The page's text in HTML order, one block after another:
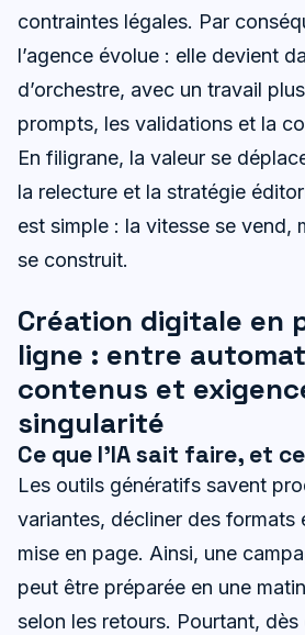
contraintes légales. Par
l’agence évolue : elle devient
d’orchestre, avec un travail
prompts, les validations et la
En filigrane, la valeur se
la relecture et la stratégie
est simple : la vitesse se vend,
se construit.
Création digitale en
ligne : entre
contenus et
singularité
Ce que l’IA sait faire, et
Les outils génératifs savent
variantes, décliner des formats
mise en page. Ainsi, une
peut être préparée en une
selon les retours. Pourtant, dès